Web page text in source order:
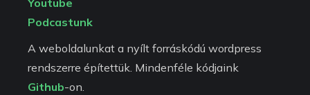
Youtube
Podcastunk
A weboldalunkat a nyílt forráskódú wordpress
rendszerre építettük. Mindenféle kódjaink
Github-on.